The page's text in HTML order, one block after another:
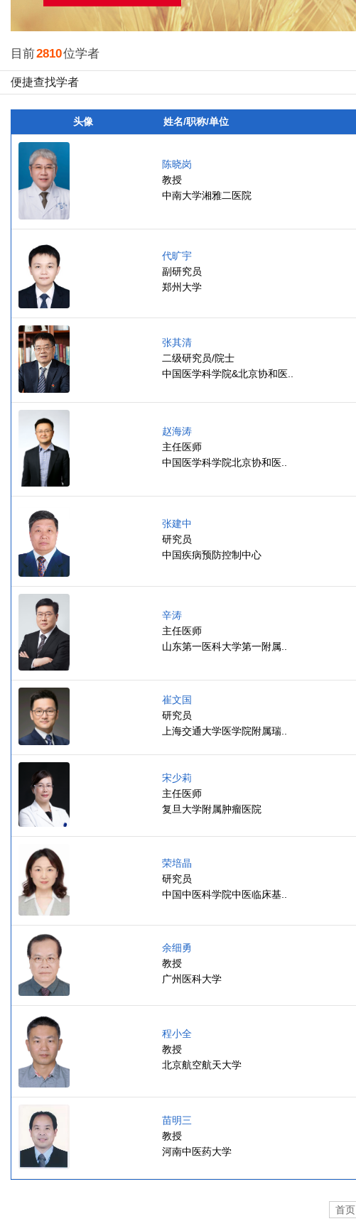
目前2810位学者
便捷查找学者
头像 姓名/职称/单位
陈晓岗
教授
中南大学湘雅二医院
代旷宇
副研究员
郑州大学
张其清
二级研究员/院士
中国医学科学院&北京协和医..
赵海涛
主任医师
中国医学科学院北京协和医..
张建中
研究员
中国疾病预防控制中心
辛涛
主任医师
山东第一医科大学第一附属..
崔文国
研究员
上海交通大学医学院附属瑞..
宋少莉
主任医师
复旦大学附属肿瘤医院
荣培晶
研究员
中国中医科学院中医临床基..
余细勇
教授
广州医科大学
程小全
教授
北京航空航天大学
苗明三
教授
河南中医药大学
首页